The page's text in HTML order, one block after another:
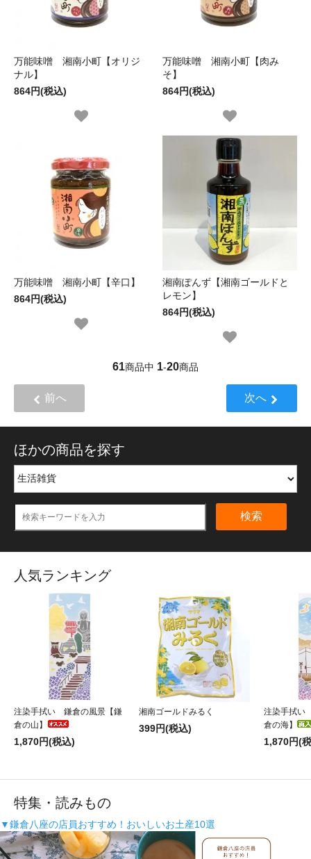
万能味噌 湘南小町【オリジ
ナル】
864円(税込)
万能味噌 湘南小町【肉み
そ】
864円(税込)
万能味噌 湘南小町【辛口】
864円(税込)
湘南ぽんず【湘南ゴールドと
レモン】
864円(税込)
61商品中 1-20商品
前へ 次へ
ほかの商品を探す
検索
人気ランキング
注染手拭い 鎌倉の風景【鎌
倉の山】
1,870円(税込)
湘南ゴールドみるく
399円(税込)
注染手拭い
倉の海】
1,870円(
特集・読みもの
▼鎌倉八座の店員おすすめ！おいしいお土産10選